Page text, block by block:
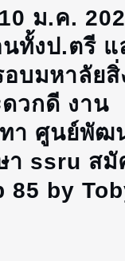
ม.ค.
ทั้งป.ตรี แ
บมหาลัยสิ่
วกดี งาน
า ศูนย์พัฒ
า ssru สมั
85 by